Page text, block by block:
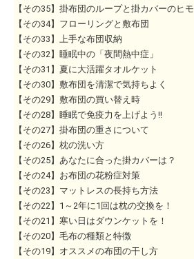
【その35】掛布団のループと掛カバーのヒモ
【その34】フローリングと敷布団
【その33】上手な布団収納
【その32】睡眠中の「夜間熱中症」
【その31】夏に大活躍タオルケット
【その30】敷布団を清潔で気持ちよく
【その29】敷布団の買い替え時
【その28】睡眠で免疫力を上げよう!!
【その27】掛布団の重さについて
【その26】枕の洗い方
【その25】あなたに合った掛カバーは？
【その24】お布団の花粉症対策
【その23】マットレスの長持ち方法
【その22】1～2年に1回は枕の交換を！
【その21】寒い日はダウンケットを！
【その20】毛布の種類と特徴
【その19】オススメの布団の干し方